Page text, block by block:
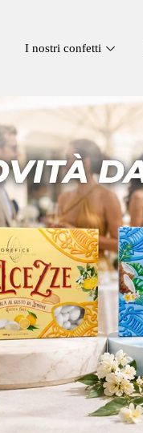
I nostri confetti